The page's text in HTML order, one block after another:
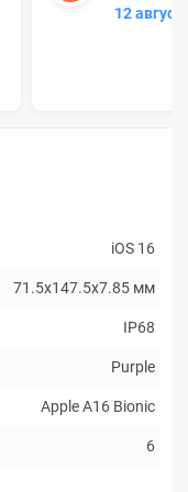
12
iOS 16
71.5x147.5x7.85 мм
IP68
Purple
Apple A16 Bionic
6